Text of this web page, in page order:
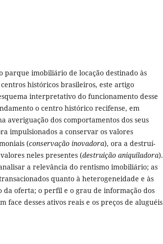
parque imobiliário de locação destinado às
históricos brasileiros, este artigo
interpretativo do funcionamento desse
o centro histórico recifense, em
averiguação dos comportamentos dos seus
impulsionados a conservar os valores
(conservação inovadora), ora a destruí-
neles presentes (destruição aniquiladora).
a relevância do rentismo imobiliário; as
quanto à heterogeneidade e às
da oferta; o perfil e o grau de informação dos
face desses ativos reais e os preços de aluguéis